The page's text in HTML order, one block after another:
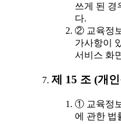
쓰게 된 경
다.
② 교육정
가사항이
서비스 화
제 15 조 (개
① 교육정
에 관한 법